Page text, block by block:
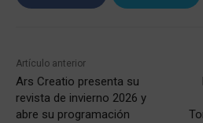
Artículo anterior
Ars Creatio presenta su
revista de invierno 2026 y
abre su programación